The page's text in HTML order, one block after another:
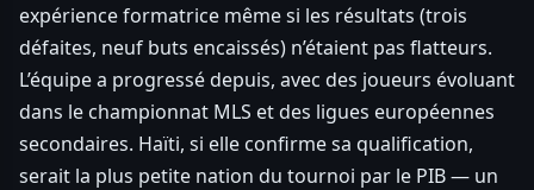
expérience formatrice même si les résultats (trois
défaites, neuf buts encaissés) n’étaient pas flatteurs.
L’équipe a progressé depuis, avec des joueurs évoluant
dans le championnat MLS et des ligues européennes
secondaires. Haïti, si elle confirme sa qualification,
serait la plus petite nation du tournoi par le PIB — un